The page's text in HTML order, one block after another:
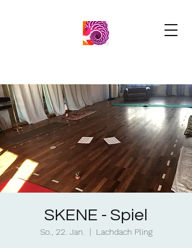
SKENE - Spiel
So., 22. Jan.
  |
Lachdach Pling